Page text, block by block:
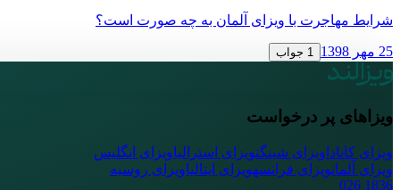
شرایط مهاجرت با ویزای آلمان به چه صورت است؟
25 مهر 1398 1 جواب
ویزاهای پر درخواست
ویزای کانادا ویزای شینگنویزای استرالیاویزای انگلیس
ویزای آلمانویزای فرانسهویزای ایتالیاویزای روسیه
1836